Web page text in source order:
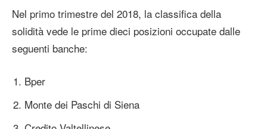
Nel primo trimestre del 2018, la classifica della
solidità vede le prime dieci posizioni occupate dalle
seguenti banche:
Bper
Monte dei Paschi di Siena